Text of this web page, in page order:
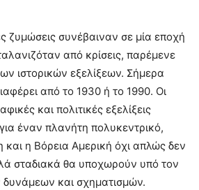
ζυμώσεις συνέβαιναν σε μία εποχή
από κρίσεις, παρέμενε
ιστορικών εξελίξεων. Σήμερα
από το 1930 ή το 1990. Οι
και πολιτικές εξελίξεις
έναν πλανήτη πολυκεντρικό,
η Βόρεια Αμερική όχι απλώς δεν
σταδιακά θα υποχωρούν υπό τον
και σχηματισμών.